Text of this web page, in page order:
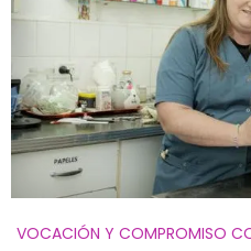
VOCACIÓN Y COMPROMISO